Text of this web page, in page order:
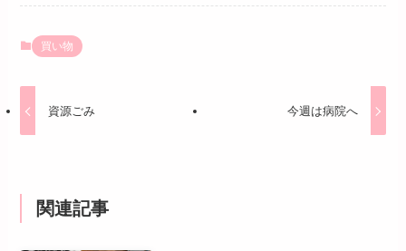
買い物
資源ごみ 今週は病院へ
関連記事